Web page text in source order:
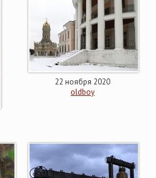
22 ноября 2020
oldboy